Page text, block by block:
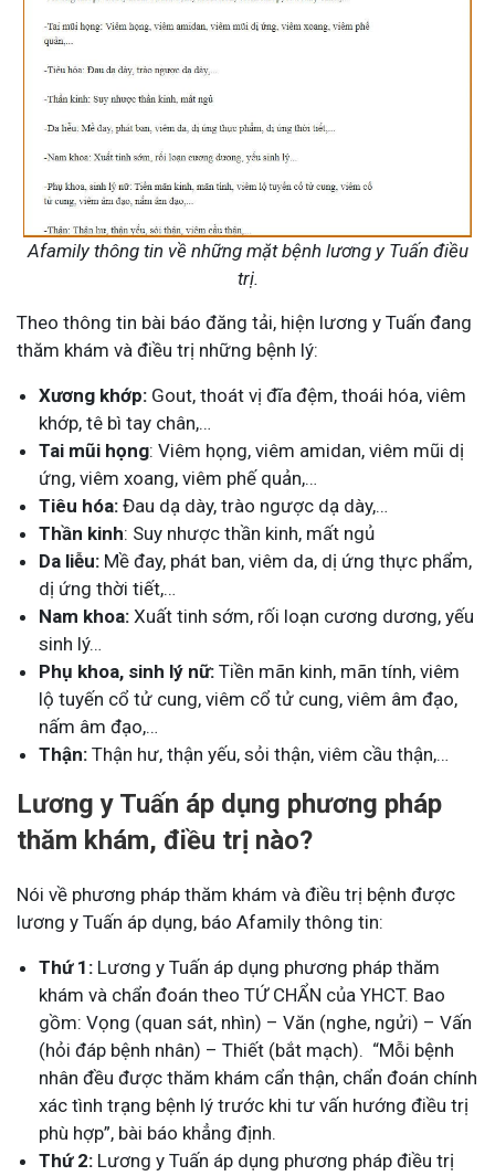
Afamily thông tin về những mặt bệnh lương y Tuấn điều
trị.
Theo thông tin bài báo đăng tải, hiện lương y Tuấn đang
thăm khám và điều trị những bệnh lý:
Xương khớp: Gout, thoát vị đĩa đệm, thoái hóa, viêm
khớp, tê bì tay chân,…
Tai mũi họng: Viêm họng, viêm amidan, viêm mũi dị
ứng, viêm xoang, viêm phế quản,…
Tiêu hóa: Đau dạ dày, trào ngược dạ dày,…
Thần kinh: Suy nhược thần kinh, mất ngủ
Da liễu: Mề đay, phát ban, viêm da, dị ứng thực phẩm,
dị ứng thời tiết,…
Nam khoa: Xuất tinh sớm, rối loạn cương dương, yếu
sinh lý…
Phụ khoa, sinh lý nữ: Tiền mãn kinh, mãn tính, viêm
lộ tuyến cổ tử cung, viêm cổ tử cung, viêm âm đạo,
nấm âm đạo,…
Thận: Thận hư, thận yếu, sỏi thận, viêm cầu thận,…
Lương y Tuấn áp dụng phương pháp
thăm khám, điều trị nào?
Nói về phương pháp thăm khám và điều trị bệnh được
lương y Tuấn áp dụng, báo Afamily thông tin:
Thứ 1: Lương y Tuấn áp dụng phương pháp thăm
khám và chẩn đoán theo TỨ CHẨN của YHCT. Bao
gồm: Vọng (quan sát, nhìn) – Văn (nghe, ngửi) – Vấn
(hỏi đáp bệnh nhân) – Thiết (bắt mạch). “Mỗi bệnh
nhân đều được thăm khám cẩn thận, chẩn đoán chính
xác tình trạng bệnh lý trước khi tư vấn hướng điều trị
phù hợp”, bài báo khẳng định.
Thứ 2: Lương y Tuấn áp dụng phương pháp điều trị